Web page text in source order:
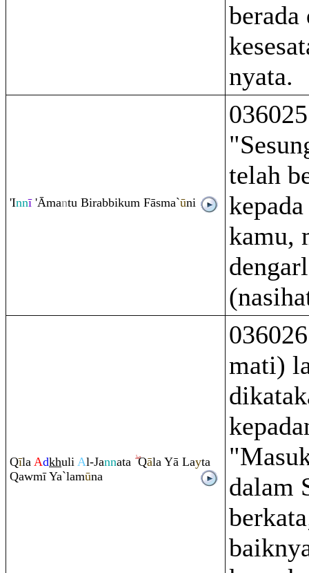
berada
nyata.
'Innī'Āmantu Birabbikum Fāsma`ūni
036025
telah
kamu,
Qīla Adkhuli Al-Jannata Qāla Yā Layta
Qawmī Ya`lamūna
mati)
dalam